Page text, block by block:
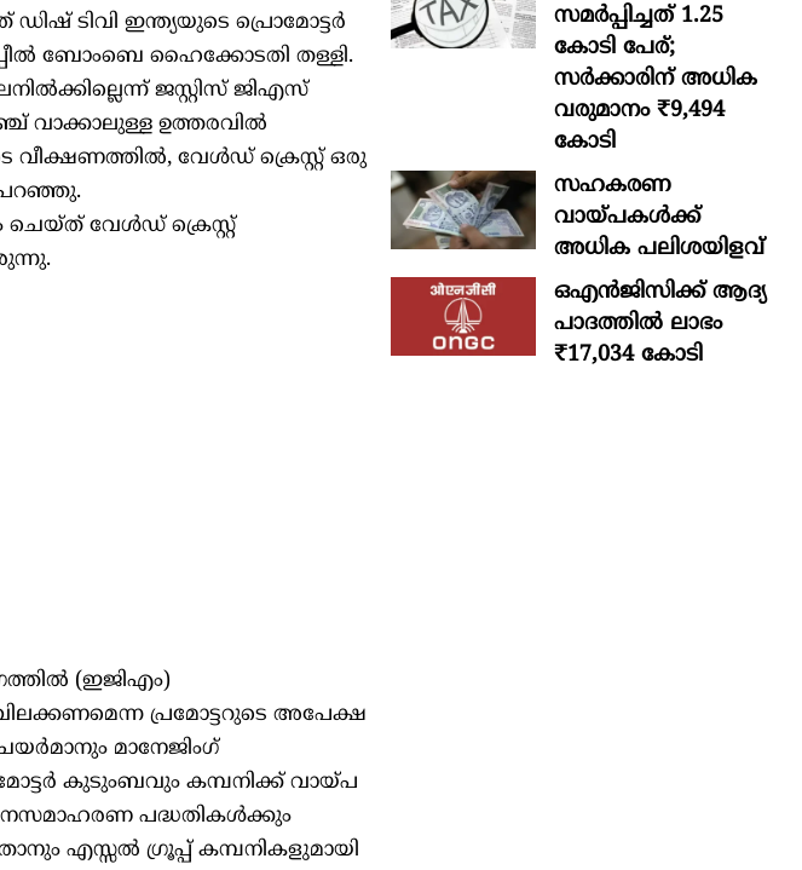
ടിവി ഇന്ത്യയുടെ പ്രൊമോട്ടർ
ബോംബെ ഹൈക്കോടതി തള്ളി.
ജസ്റ്റിസ് ജിഎസ്
വാക്കാലുള്ള ഉത്തരവിൽ
വീക്ഷണത്തിൽ, വേൾഡ് ക്രെസ്റ്റ് ഒരു
പറഞ്ഞു.
വേൾഡ് ക്രെസ്റ്റ്
(ഇജിഎം)
പ്രമോട്ടറുടെ അപേക്ഷ
മാനേജിംഗ്
കുടുംബവും കമ്പനിക്ക് വായ്പ
പദ്ധതികൾക്കും
എസ്സൽ ഗ്രൂപ്പ് കമ്പനികളുമായി
സമർപ്പിച്ചത് 1.25
കോടി പേര്;
സർക്കാരിന് അധിക
വരുമാനം ₹9,494
കോടി
സഹകരണ
വായ്പകള്‍ക്ക്
അധിക പലിശയിളവ്
ഒഎന്‍ജിസിക്ക് ആദ്യ
പാദത്തില്‍ ലാഭം
₹17,034 കോടി